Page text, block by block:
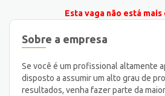
Esta vaga não está
Sobre a empresa
Se você é um profissional altamente
disposto a assumir um alto grau de
resultados, venha fazer parte da